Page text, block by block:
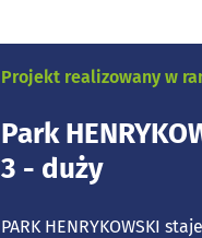
Projekt realizowany w
Park
3 - duży
PARK HENRYKOWSKI